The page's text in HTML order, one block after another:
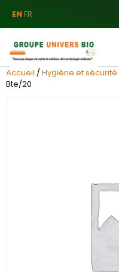
ENFR
Accueil /Hygiène et sécurité
Bte/20